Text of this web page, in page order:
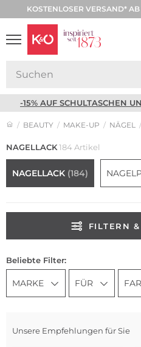
KOSTENLOSER VERSAND*
-15% AUF SCHULTASCHEN
BEAUTY MAKE-UP NÄGEL
NAGELLACK184 Artikel
NAGELLACK (184)
FILTERN
Beliebte Filter:
MARKE FÜR
Unsere Empfehlungen für Sie